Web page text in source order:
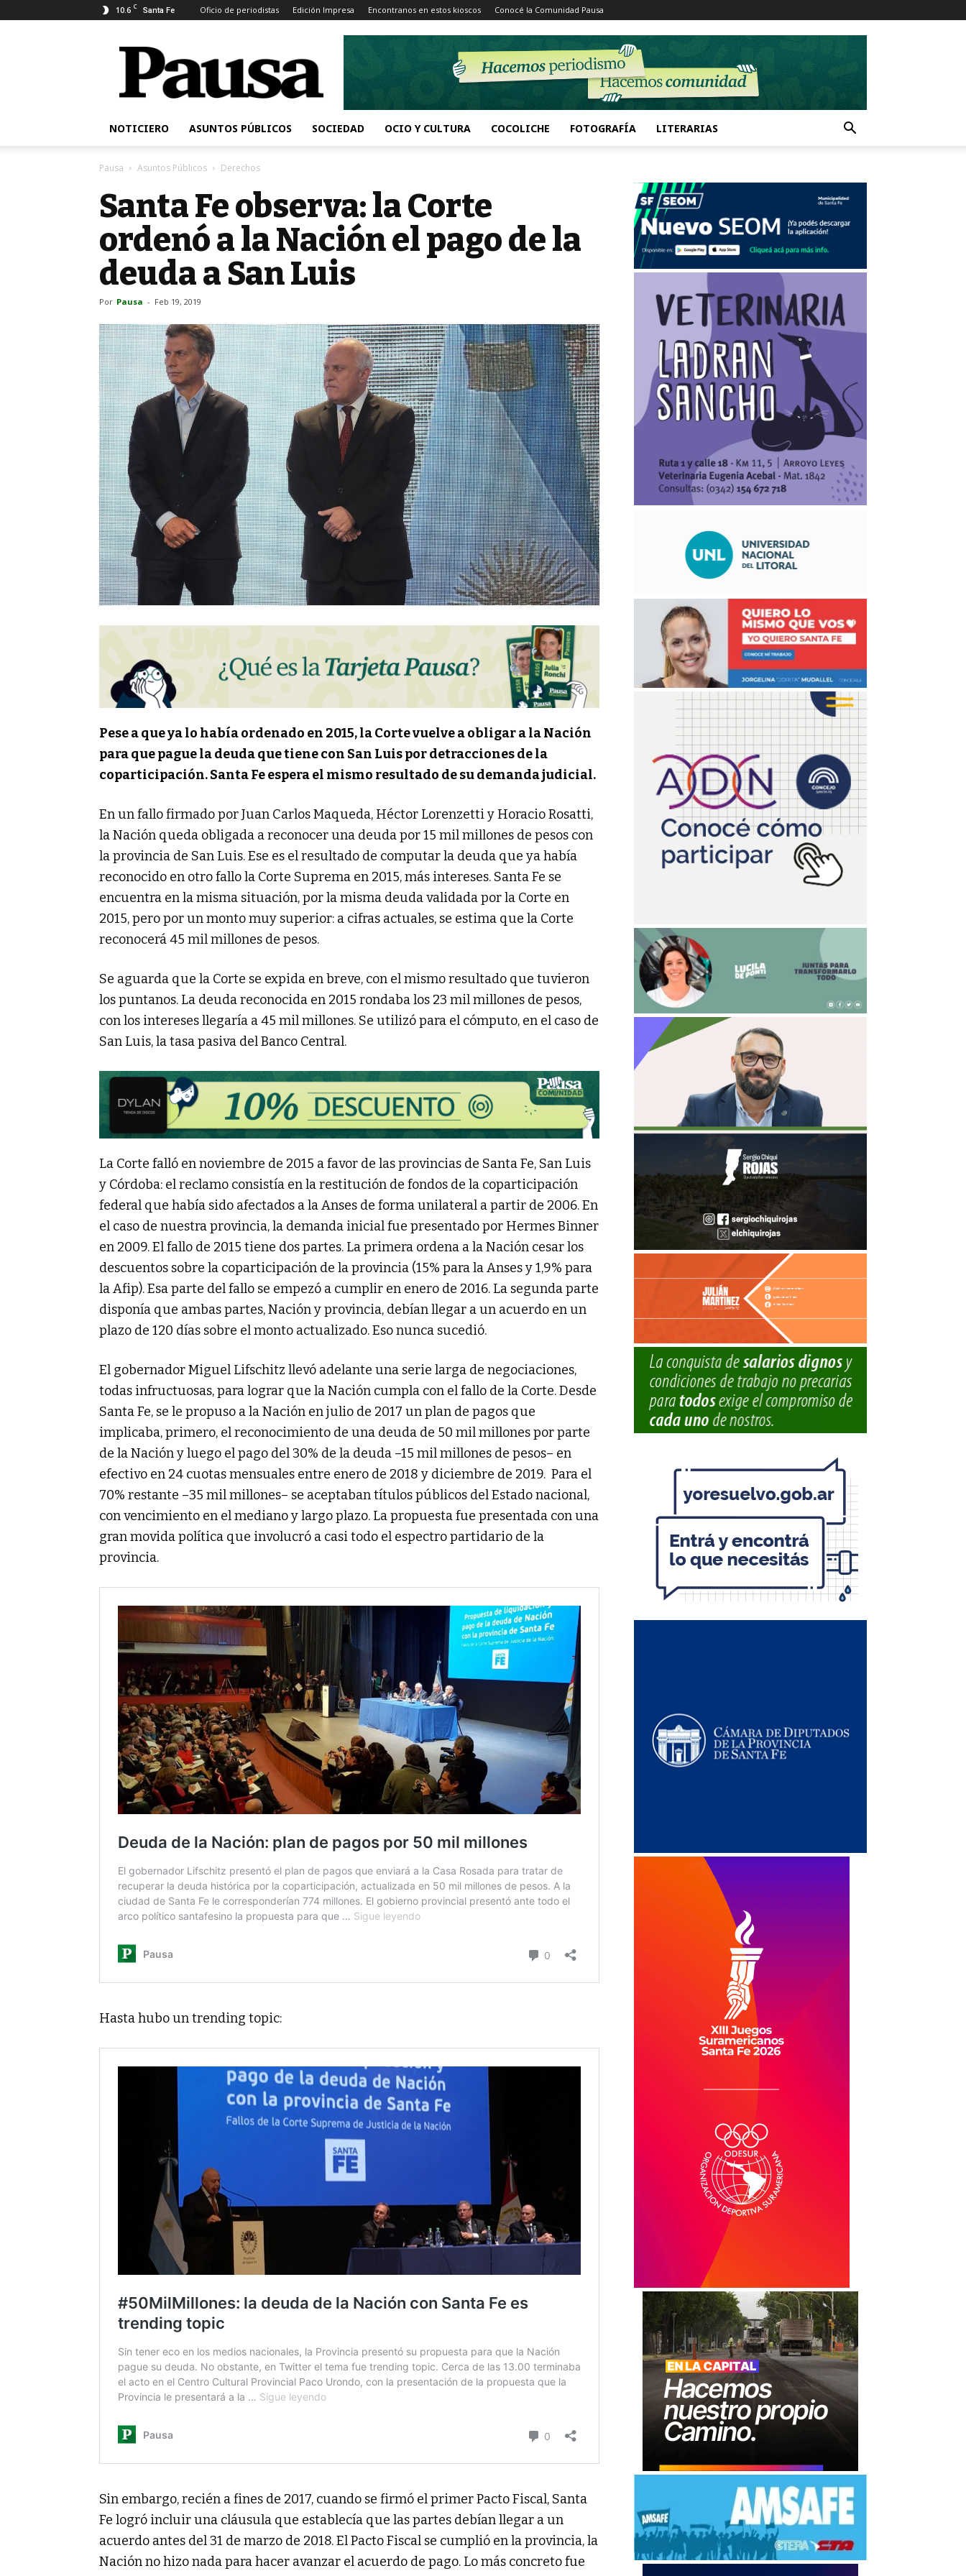
10.6 C Santa Fe Oficio de periodistas Edición Impresa Encontranos en estos kioscos Conocé la Comunidad Pausa
Pausa
NOTICIERO ASUNTOS PÚBLICOS SOCIEDAD OCIO Y CULTURA COCOLICHE FOTOGRAFÍA LITERARIAS
Pausa Asuntos Públicos Derechos
Santa Fe observa: la Corte
ordenó a la Nación el pago de la
deuda a San Luis
Por Pausa - Feb 19, 2019
Pese a que ya lo había ordenado en 2015, la Corte vuelve a obligar a la Nación
para que pague la deuda que tiene con San Luis por detracciones de la
coparticipación. Santa Fe espera el mismo resultado de su demanda judicial.
En un fallo firmado por Juan Carlos Maqueda, Héctor Lorenzetti y Horacio Rosatti,
la Nación queda obligada a reconocer una deuda por 15 mil millones de pesos con
la provincia de San Luis. Ese es el resultado de computar la deuda que ya había
reconocido en otro fallo la Corte Suprema en 2015, más intereses. Santa Fe se
encuentra en la misma situación, por la misma deuda validada por la Corte en
2015, pero por un monto muy superior: a cifras actuales, se estima que la Corte
reconocerá 45 mil millones de pesos.
Se aguarda que la Corte se expida en breve, con el mismo resultado que tuvieron
los puntanos. La deuda reconocida en 2015 rondaba los 23 mil millones de pesos,
con los intereses llegaría a 45 mil millones. Se utilizó para el cómputo, en el caso de
San Luis, la tasa pasiva del Banco Central.
La Corte falló en noviembre de 2015 a favor de las provincias de Santa Fe, San Luis
y Córdoba: el reclamo consistía en la restitución de fondos de la coparticipación
federal que había sido afectados a la Anses de forma unilateral a partir de 2006. En
el caso de nuestra provincia, la demanda inicial fue presentado por Hermes Binner
en 2009. El fallo de 2015 tiene dos partes. La primera ordena a la Nación cesar los
descuentos sobre la coparticipación de la provincia (15% para la Anses y 1,9% para
la Afip). Esa parte del fallo se empezó a cumplir en enero de 2016. La segunda parte
disponía que ambas partes, Nación y provincia, debían llegar a un acuerdo en un
plazo de 120 días sobre el monto actualizado. Eso nunca sucedió.
El gobernador Miguel Lifschitz llevó adelante una serie larga de negociaciones,
todas infructuosas, para lograr que la Nación cumpla con el fallo de la Corte. Desde
Santa Fe, se le propuso a la Nación en julio de 2017 un plan de pagos que
implicaba, primero, el reconocimiento de una deuda de 50 mil millones por parte
de la Nación y luego el pago del 30% de la deuda –15 mil millones de pesos– en
efectivo en 24 cuotas mensuales entre enero de 2018 y diciembre de 2019. Para el
70% restante –35 mil millones– se aceptaban títulos públicos del Estado nacional,
con vencimiento en el mediano y largo plazo. La propuesta fue presentada con una
gran movida política que involucró a casi todo el espectro partidario de la
provincia.
Hasta hubo un trending topic:
Sin embargo, recién a fines de 2017, cuando se firmó el primer Pacto Fiscal, Santa
Fe logró incluir una cláusula que establecía que las partes debían llegar a un
acuerdo antes del 31 de marzo de 2018. El Pacto Fiscal se cumplió en la provincia, la
Nación no hizo nada para hacer avanzar el acuerdo de pago. Lo más concreto fue